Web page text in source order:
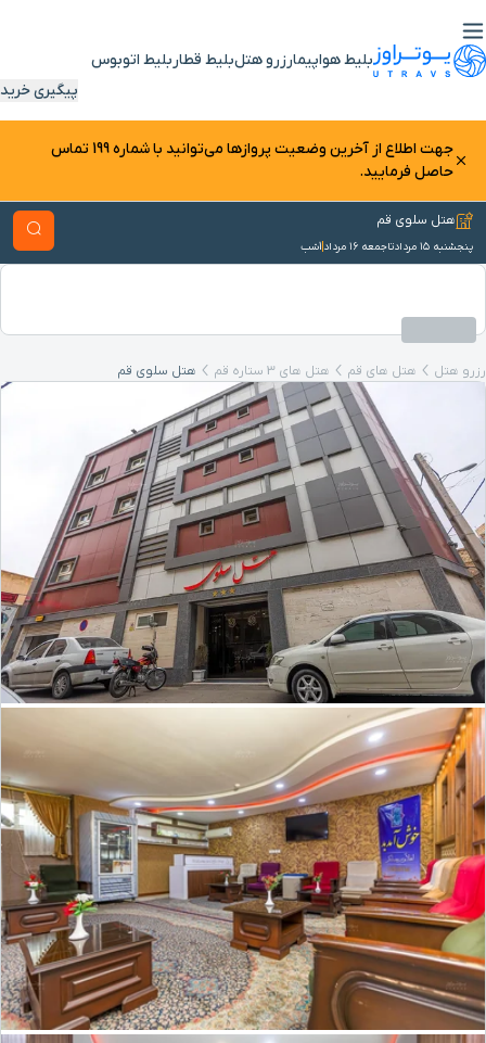
بلیط هواپیمارزرو هتلبلیط قطار بلیط اتوبوس
پیگیری خرید
جهت اطلاع از آخرین وضعیت پرواز‌ها می‌توانید با شماره 199 تماس
حاصل فرمایید.
هتل سلوی قم
پنجشنبه ۱۵ مرداد تاجمعه ۱۶ مرداد 1شب
رزرو هتل هتل های قم هتل های 3 ستاره قم هتل سلوی قم